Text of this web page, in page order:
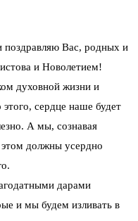
поздравляю Вас, родных и
и Новолетием!
духовной жизни и
сердце наше будет
А мы, сознавая
должны усердно
дарами
и мы будем изливать в